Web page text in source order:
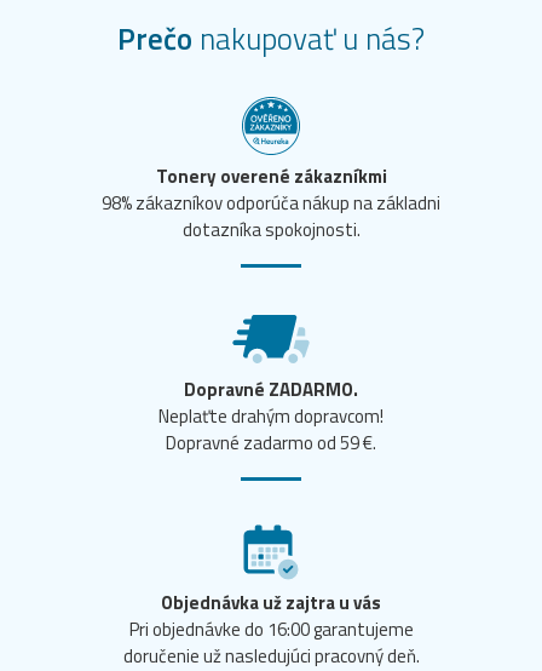
Prečo nakupovať u nás?
Tonery overené zákazníkmi
98% zákazníkov odporúča nákup na základni
dotazníka spokojnosti.
Dopravné ZADARMO.
Neplaťte drahým dopravcom!
Dopravné zadarmo od 59 €.
Objednávka už zajtra u vás
Pri objednávke do 16:00 garantujeme
doručenie už nasledujúci pracovný deň.